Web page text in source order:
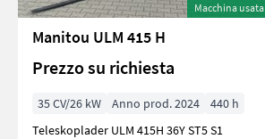
Macchina usata
Manitou ULM 415 H
Prezzo su richiesta
35 CV/26 kW Anno prod. 2024
440 h
Teleskoplader ULM 415H 36Y ST5 S1